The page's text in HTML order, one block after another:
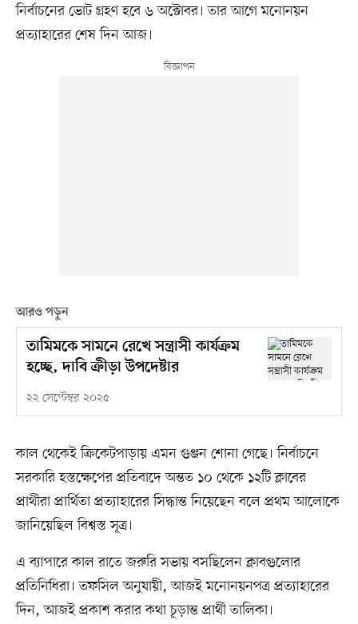
নির্বাচনের ভোট গ্রহণ হবে ৬ অক্টোবর। তার আগে মনোনয়ন
প্রত্যাহারের শেষ দিন আজ।
আরও পড়ুন
তামিমকে সামনে রেখে সন্ত্রাসী কার্যক্রম
হচ্ছে, দাবি ক্রীড়া উপদেষ্টার
২২ সেপ্টেম্বর ২০২৫
কাল থেকেই ক্রিকেটপাড়ায় এমন গুঞ্জন শোনা গেছে। নির্বাচনে
সরকারি হস্তক্ষেপের প্রতিবাদে অন্তত ১০ থেকে ১২টি ক্লাবের
প্রার্থীরা প্রার্থিতা প্রত্যাহারের সিদ্ধান্ত নিয়েছেন বলে প্রথম আলোকে
জানিয়েছিল বিশ্বস্ত সূত্র।
এ ব্যাপারে কাল রাতে জরুরি সভায় বসছিলেন ক্লাবগুলোর
প্রতিনিধিরা। তফসিল অনুযায়ী, আজই মনোনয়নপত্র প্রত্যাহারের
দিন, আজই প্রকাশ করার কথা চূড়ান্ত প্রার্থী তালিকা।